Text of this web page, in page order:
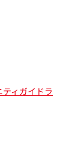
ティガイドラ